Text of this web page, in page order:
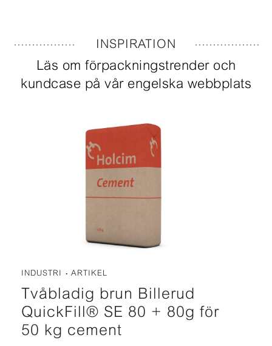
INSPIRATION
Läs om förpackningstrender och
kundcase på vår engelska webbplats
INDUSTRI ARTIKEL
Tvåbladig brun Billerud
QuickFill® SE 80 + 80g för
50 kg cement